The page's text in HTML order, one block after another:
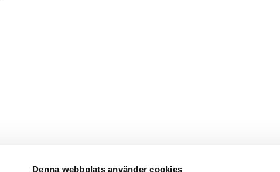
Denna webbplats använder cookies